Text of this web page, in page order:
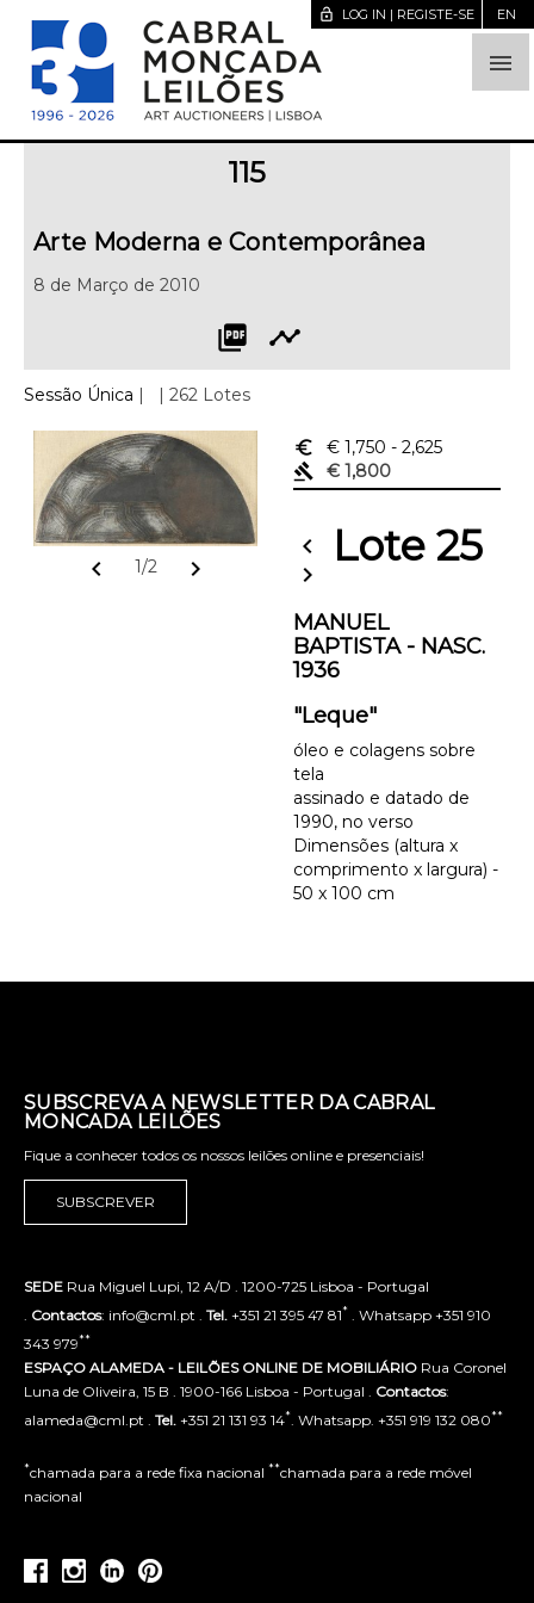

lock_open LOG IN | REGISTE-SE EN
115
Arte Moderna e Contemporânea
8 de Março de 2010
picture_as_pdf timeline
Sessão Única | | 262 Lotes
chevron_left 1/2 chevron_right
euro_symbol € 1,750 - 2,625
gavel
€ 1,800
chevron_left Lote 25
chevron_right
MANUEL
BAPTISTA - NASC.
1936
"Leque"
óleo e colagens sobre
tela
assinado e datado de
1990, no verso
Dimensões (altura x
comprimento x largura) -
50 x 100 cm
SUBSCREVA A NEWSLETTER DA CABRAL
MONCADA LEILÕES
Fique a conhecer todos os nossos leilões online e presenciais!
SUBSCREVER
SEDE Rua Miguel Lupi, 12 A/D . 1200-725 Lisboa - Portugal
Contactos: info@cml.pt . Tel. +351 21 395 47 81* . Whatsapp +351 910
343 979**
ESPAÇO ALAMEDA - LEILÕES ONLINE DE MOBILIÁRIO Rua Coronel
Luna de Oliveira, 15 B . 1900-166 Lisboa - Portugal . Contactos:
alameda@cml.pt . Tel. +351 21 131 93 14* . Whatsapp. +351 919 132 080**
*chamada para a rede fixa nacional **chamada para a rede móvel
nacional